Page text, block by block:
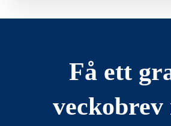
Få ett
veckobrev